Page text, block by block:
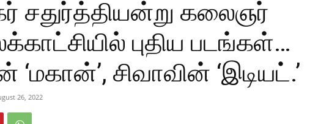
சதுர்த்தியன்று கலைஞர்
புதிய படங்கள்…
‘மகான்’, சிவாவின் ‘இடியட்.’
26, 2022